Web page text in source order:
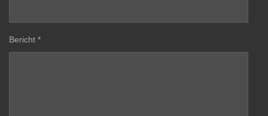
Bericht *